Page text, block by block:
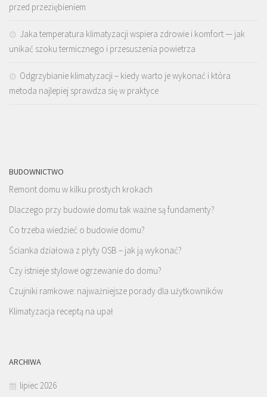
przed przeziębieniem
Jaka temperatura klimatyzacji wspiera zdrowie i komfort — jak
unikać szoku termicznego i przesuszenia powietrza
Odgrzybianie klimatyzacji – kiedy warto je wykonać i która
metoda najlepiej sprawdza się w praktyce
BUDOWNICTWO
Remont domu w kilku prostych krokach
Dlaczego przy budowie domu tak ważne są fundamenty?
Co trzeba wiedzieć o budowie domu?
Ścianka działowa z płyty OSB – jak ją wykonać?
Czy istnieje stylowe ogrzewanie do domu?
Czujniki ramkowe: najważniejsze porady dla użytkowników
Klimatyzacja receptą na upał
ARCHIWA
lipiec 2026